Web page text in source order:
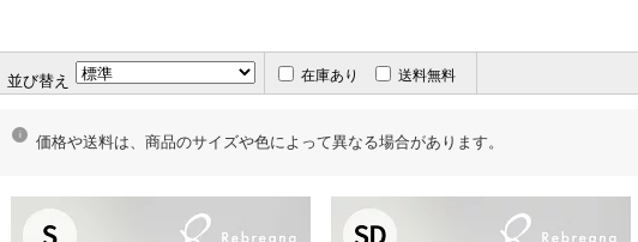
並び替え 在庫あり 送料無料
価格や送料は、商品のサイズや色によって異なる場合があります。